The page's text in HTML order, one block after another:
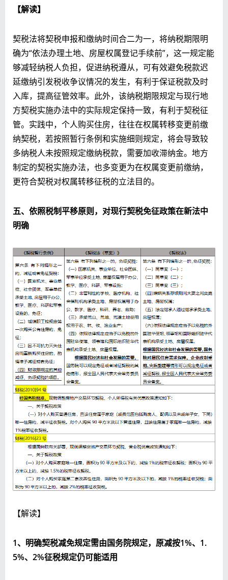
【解读】
契税法将契税申报和缴纳时间合二为一，将纳税期限明
确为“依法办理土地、房屋权属登记手续前”，这一规定能
够减轻纳税人负担，促进纳税遵从，可有效避免税款迟
延缴纳引发税收争议情况的发生，有利于保证税款及时
入库，提高征管效率。此外，该纳税期限规定与现行地
方契税实施办法中的实际规定保持一致，有利于契税征
管。实践中，个人购买住房，往往在权属转移变更前缴
纳契税，若按照暂行条例和实施细则规定，将会导致较
多纳税人未按照规定缴纳税款，需要加收滞纳金。地方
制定的契税实施办法，也多变更为在权属变更前缴纳，
更符合契税对权属转移征税的立法目的。
五、依照税制平移原则，对现行契税免征政策在新法中
明确
【解读】
1、明确契税减免规定需由国务院规定，原减按1%、1.
5%、2%征税规定仍可能适用